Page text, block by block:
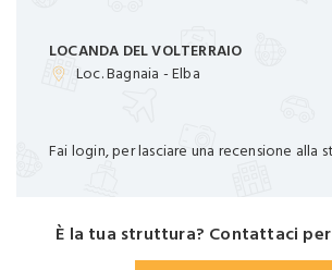
LOCANDA DEL VOLTERRAIO
Loc. Bagnaia - Elba
Fai login, per lasciare una recensione alla
È la tua struttura? Contattaci